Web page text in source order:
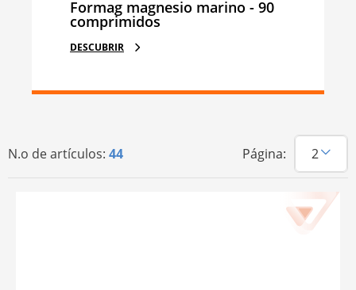
Formag magnesio marino - 90
comprimidos
DESCUBRIR
N.o de artículos: 44 Página: